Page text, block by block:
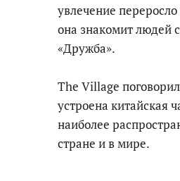
увлечение
она знакомит людей
«Дружба».
The Village
устроена китайская
наиболее
стране и в мире.